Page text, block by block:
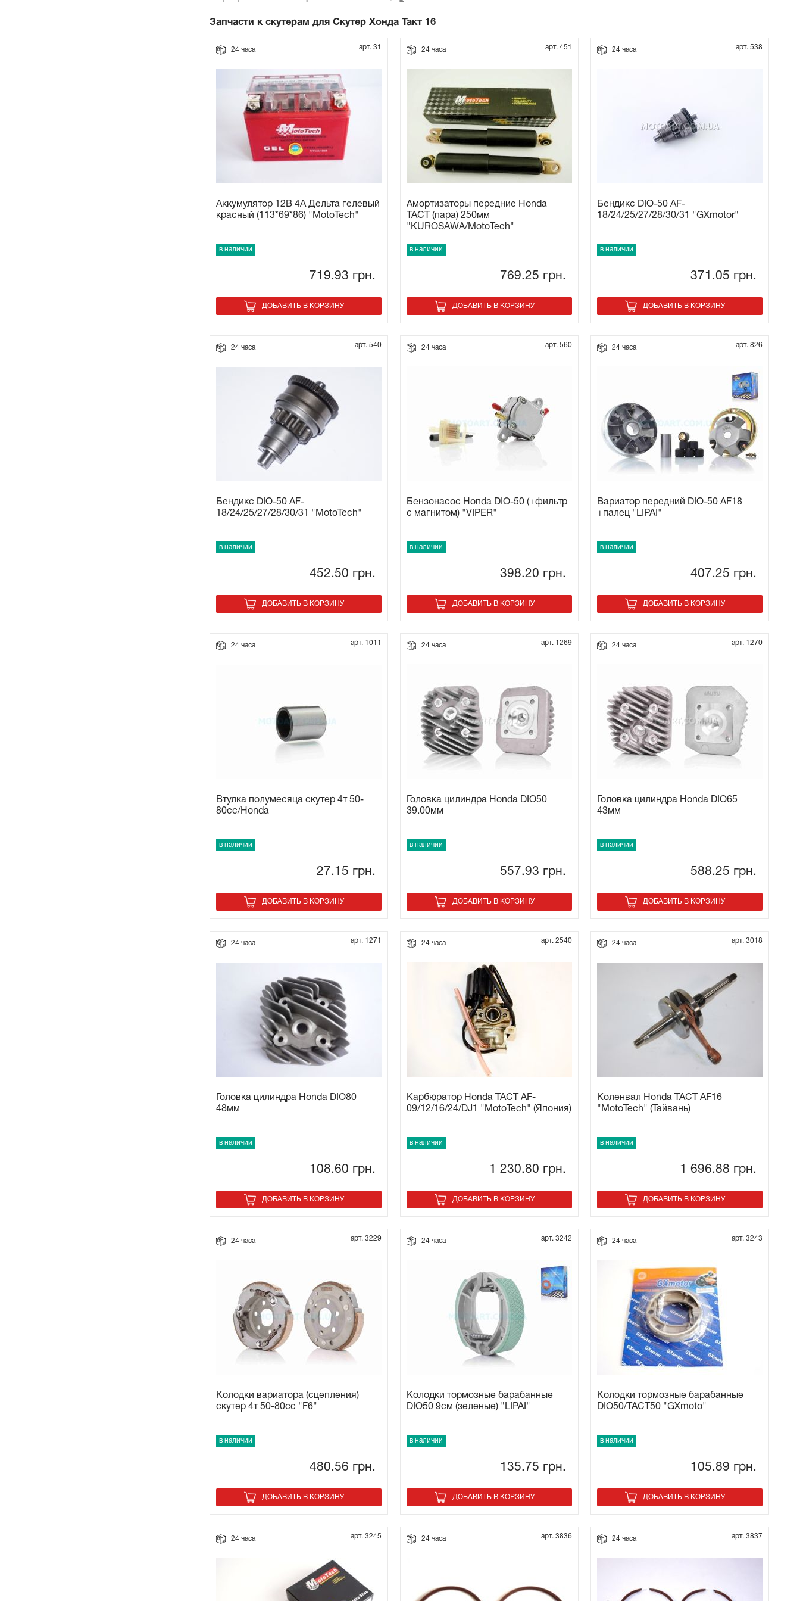
Запчасти к скутерам для Cкутер Хонда Такт 16
24 часа арт. 31
Аккумулятор 12В 4А Дельта гелевый
красный (113*69*86) "MotoTech"
в наличии
719.93 грн.
ДОБАВИТЬ В КОРЗИНУ
24 часа арт. 451
Амортизаторы передние Honda
TACT (пара) 250мм
"KUROSAWA/MotoTech"
в наличии
769.25 грн.
ДОБАВИТЬ В КОРЗИНУ
24 часа арт. 538
Бендикс DIO-50 AF-
18/24/25/27/28/30/31 "GXmotor"
в наличии
371.05 грн.
ДОБАВИТЬ В КОРЗИНУ
24 часа арт. 540
Бендикс DIO-50 AF-
18/24/25/27/28/30/31 "MotoTech"
в наличии
452.50 грн.
ДОБАВИТЬ В КОРЗИНУ
24 часа арт. 560
Бензонасос Honda DIO-50 (+фильтр
с магнитом) "VIPER"
в наличии
398.20 грн.
ДОБАВИТЬ В КОРЗИНУ
24 часа арт. 826
Вариатор передний DIO-50 AF18
+палец "LIPAI"
в наличии
407.25 грн.
ДОБАВИТЬ В КОРЗИНУ
24 часа арт. 1011
Втулка полумесяца скутер 4т 50-
80cc/Honda
в наличии
27.15 грн.
ДОБАВИТЬ В КОРЗИНУ
24 часа арт. 1269
Головка цилиндра Honda DIO50
39.00мм
в наличии
557.93 грн.
ДОБАВИТЬ В КОРЗИНУ
24 часа арт. 1270
Головка цилиндра Honda DIO65
43мм
в наличии
588.25 грн.
ДОБАВИТЬ В КОРЗИНУ
24 часа арт. 1271
Головка цилиндра Honda DIO80
48мм
в наличии
108.60 грн.
ДОБАВИТЬ В КОРЗИНУ
24 часа арт. 2540
Карбюратор Honda TACT AF-
09/12/16/24/DJ1 "MotoTech" (Япония)
в наличии
1 230.80 грн.
ДОБАВИТЬ В КОРЗИНУ
24 часа арт. 3018
Коленвал Honda TACT AF16
"MotoTech" (Тайвань)
в наличии
1 696.88 грн.
ДОБАВИТЬ В КОРЗИНУ
24 часа арт. 3229
Колодки вариатора (сцепления)
скутер 4т 50-80сс "F6"
в наличии
480.56 грн.
ДОБАВИТЬ В КОРЗИНУ
24 часа арт. 3242
Колодки тормозные барабанные
DIO50 9см (зеленые) "LIPAI"
в наличии
135.75 грн.
ДОБАВИТЬ В КОРЗИНУ
24 часа арт. 3243
Колодки тормозные барабанные
DIO50/TACT50 "GXmoto"
в наличии
105.89 грн.
ДОБАВИТЬ В КОРЗИНУ
24 часа арт. 3245 24 часа арт. 3836 24 часа арт. 3837